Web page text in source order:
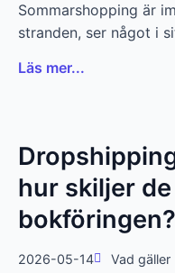
Sommarshopping är
stranden, ser något i
Läs mer...
hur skiljer
bokföringen?
2026-05-14 Vad gäller